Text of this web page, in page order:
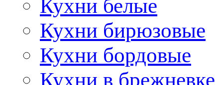
Кухни белые
Кухни бирюзовые
Кухни бордовые
Кухни в брежневке